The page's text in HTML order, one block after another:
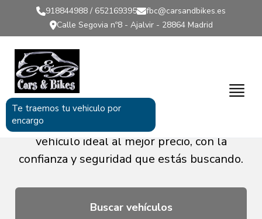
918844988 / 652169395
fbc@carsandbikes.es
Calle Segovia nº8 - Ajalvir - 28864 Madrid
Te traemos tu vehiculo por
encargo
COCHES DE OCASIÓN
Amplia selección de coches de ocasión
revisados y garantizados. Encuentra el
vehículo ideal al mejor precio, con la
confianza y seguridad que estás buscando.
Buscar vehículos